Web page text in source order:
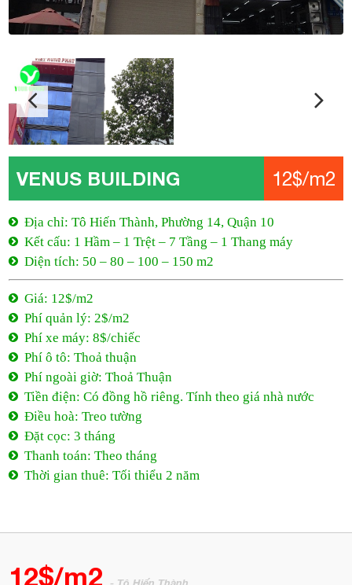
VENUS BUILDING 12$/m2
Địa chỉ: Tô Hiến Thành, Phường 14, Quận 10
Kết cấu: 1 Hầm – 1 Trệt – 7 Tầng – 1 Thang máy
Diện tích: 50 – 80 – 100 – 150 m2
Giá: 12$/m2
Phí quản lý: 2$/m2
Phí xe máy: 8$/chiếc
Phí ô tô: Thoả thuận
Phí ngoài giờ: Thoả Thuận
Tiền điện: Có đồng hồ riêng. Tính theo giá nhà nước
Điều hoà: Treo tường
Đặt cọc: 3 tháng
Thanh toán: Theo tháng
Thời gian thuê: Tối thiểu 2 năm
12$/m2